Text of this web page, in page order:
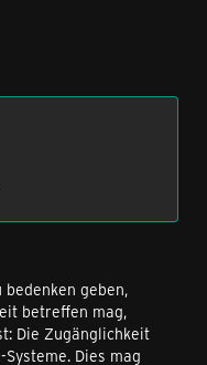
geben,
betreffen mag,
Die Zugänglichkeit
Dies mag